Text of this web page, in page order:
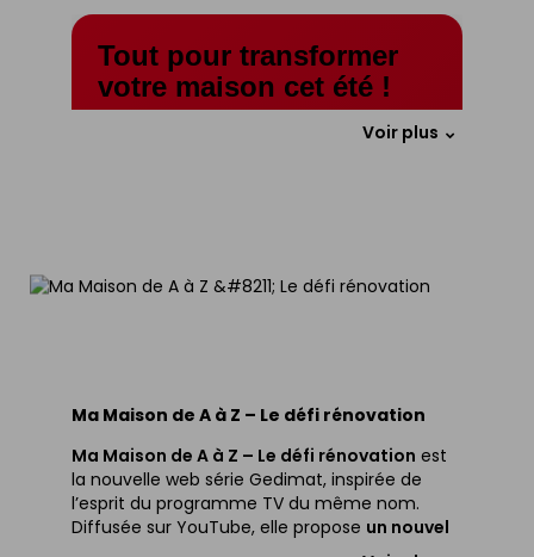
Tout pour transformer
votre maison cet été !
Terrasse, jardin, toiture, carrelage,
Voir les produits
Voir plus
Ma Maison de A à Z – Le défi rénovation
Ma Maison de A à Z – Le défi rénovation est
la nouvelle web série Gedimat, inspirée de
l’esprit du programme TV du même nom.
Diffusée sur YouTube, elle propose un nouvel
autour d’un défi